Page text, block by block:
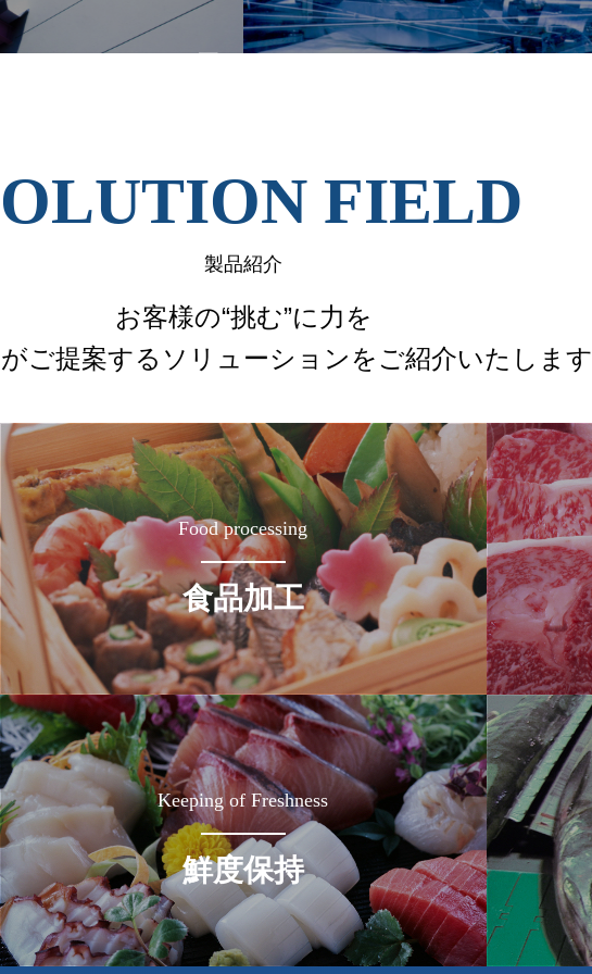
FIELD
製品紹介
お客様の“挑む”に力を
ご提案する ソリューションをご紹介いたします
Food processing
食品加工
Keeping of Freshness
鮮度保持